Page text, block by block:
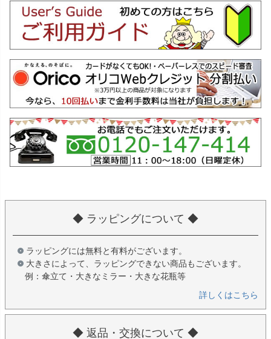
◆ ラッピングについて ◆
ラッピングには無料と有料がございます。
大きさによって、ラッピングできない商品もございます。
例：傘立て・大きなミラー・大きな花瓶等
詳しくはこちら
◆ 返品・交換について ◆